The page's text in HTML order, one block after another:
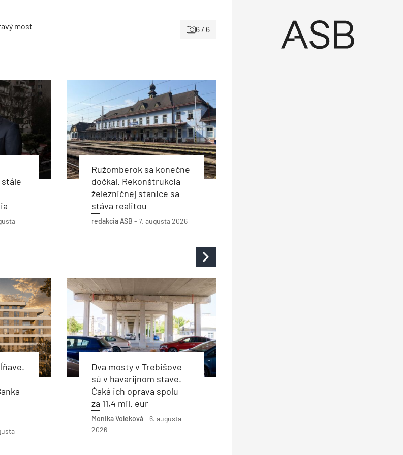
most 6 / 6
Ružomberok sa konečne
dočkal. Rekonštrukcia
železničnej stanice sa
stáva realitou
redakcia ASB - 7. augusta 2026
Dva mosty v Trebišove
sú v havarijnom stave.
Čaká ich oprava spolu
za 11,4 mil. eur
Monika Voleková- 6. augusta
2026